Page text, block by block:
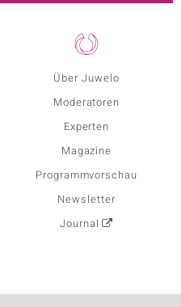
Über Juwelo
Moderatoren
Experten
Magazine
Programmvorschau
Newsletter
Journal